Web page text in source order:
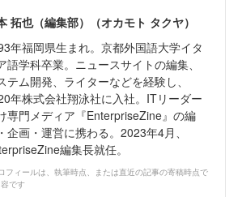
拓也（編集部）（オカモト タクヤ）
年福岡県生まれ。京都外国語大学イタ
語学科卒業。ニュースサイトの編集、
テム開発、ライターなどを経験し、
年株式会社翔泳社に入社。ITリーダー
専門メディア『EnterpriseZine』の編
企画・運営に携わる。2023年4月、
編集長就任。
フィールは、執筆時点、または直近の記事の寄稿時点で
です